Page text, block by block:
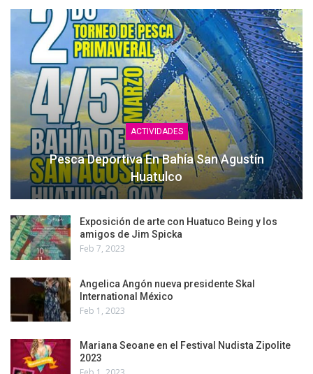
ACTIVIDADES
Pesca Deportiva En Bahía San Agustín
Huatulco
Exposición de arte con Huatuco Being y los
amigos de Jim Spicka
Feb 7, 2023
Angelica Angón nueva presidente Skal
International México
Feb 1, 2023
Mariana Seoane en el Festival Nudista Zipolite
2023